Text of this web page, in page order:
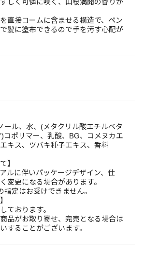
しく可憐に咲く、山桜満開の香りが
直接コームに含ませる構造で、ペン
髪に塗布できるので手を汚す心配が
ール、水、(メタクリル酸エチルベタ
コポリマー、乳酸、BG、コメヌカエ
キス、ツバキ種子エキス、香料
】
ルに伴いパッケージデザイン、仕
変更になる場合があります。
定はお受けできません。
ております。
品がお取り寄せ、完売となる場合は
することがございます。